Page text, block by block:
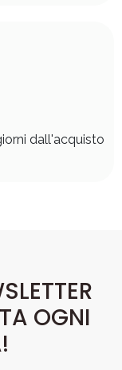
dall'acquisto
OGNI